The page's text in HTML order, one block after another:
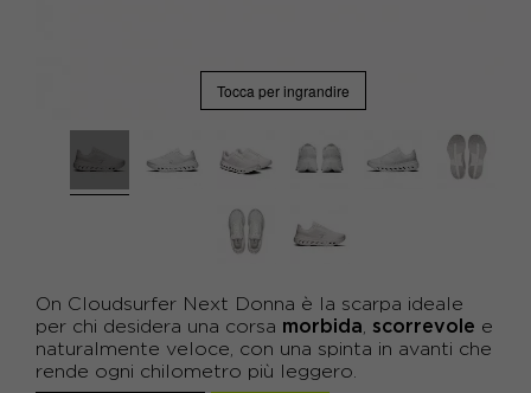
Tocca per ingrandire
On Cloudsurfer Next Donna è la scarpa ideale
per chi desidera una corsa morbida scorrevole e
naturalmente veloce, con una spinta in avanti che
rende ogni chilometro più leggero.